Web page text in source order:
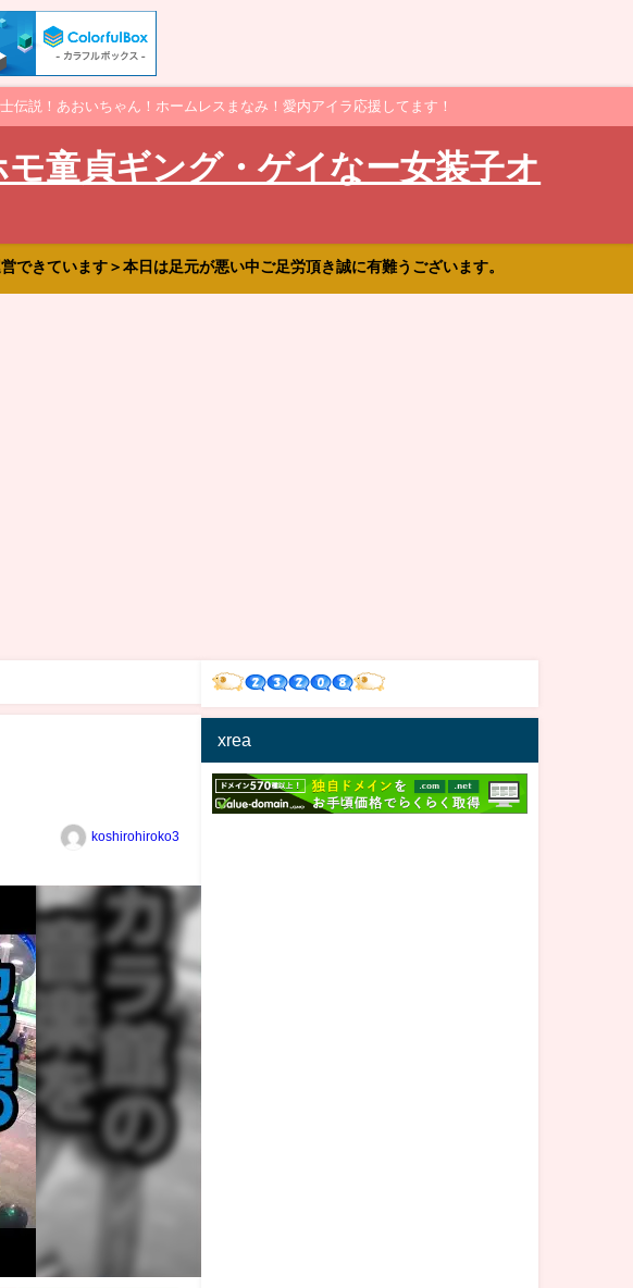
説！あおいちゃん！ホームレスまなみ！愛内アイラ応援してます！
童貞ギング・ゲイなー女装子オ
きています＞本日は足元が悪い中ご足労頂き誠に有難うございます。
koshirohiroko3
xrea